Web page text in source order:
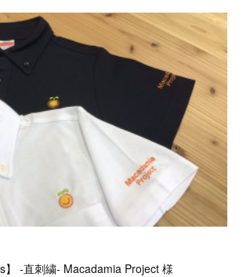
】 -直刺繍- Macadamia Project 様